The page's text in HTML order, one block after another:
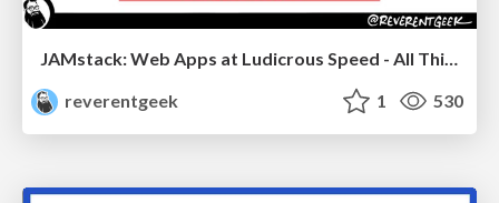
JAMstack: Web Apps at Ludicrous Speed - All Things Open 2022
reverentgeek
1 530